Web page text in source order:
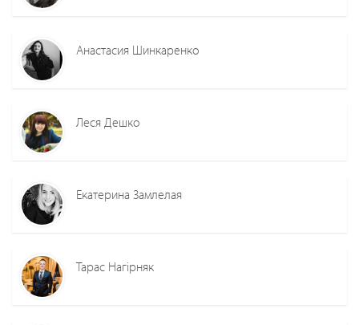
Анастасия Шинкаренко
Леся Дешко
Екатерина Замлелая
Тарас Нагірняк